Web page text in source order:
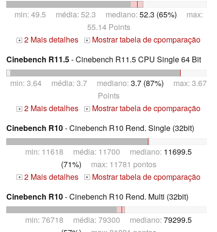
min: 49.5 média: 52.3 mediano: 52.3 (65%) max:
55.14 Points
+ 2 Mais detalhes + Mostrar tabela de cpomparação
Cinebench R11.5- Cinebench R11.5 CPU Single 64 Bit
min: 3.64 média: 3.7 mediano: 3.7 (87%) max: 3.67
Points
+ 2 Mais detalhes + Mostrar tabela de cpomparação
Cinebench R10- Cinebench R10 Rend. Single (32bit)
min: 11618 média: 11700 mediano: 11699.5
(71%) max: 11781 pontos
+ 2 Mais detalhes + Mostrar tabela de cpomparação
Cinebench R10- Cinebench R10 Rend. Multi (32bit)
min: 76718 média: 79300 mediano: 79299.5